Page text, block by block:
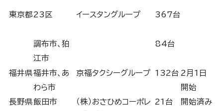
東京都23区 イースタングループ 367台
調布市、狛
江市
84台
福井県福井市、あ
わら市
京福タクシーグループ 132台 2月1日
開始
長野県飯田市
（株）おさひめコーポレ
21台 開始済み